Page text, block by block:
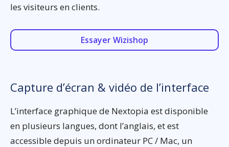
les visiteurs en clients.
Essayer Wizishop
Capture d’écran & vidéo de l’interface
L’interface graphique de Nextopia est disponible
en plusieurs langues, dont l’anglais, et est
accessible depuis un ordinateur PC / Mac, un